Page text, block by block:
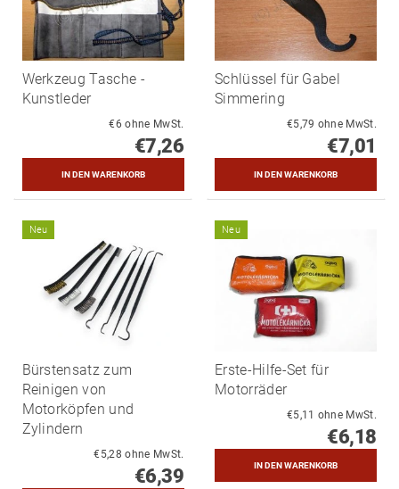
Werkzeug Tasche -
Kunstleder
€6 ohne MwSt.
€7,26
Schlüssel für Gabel
Simmering
€5,79 ohne MwSt.
€7,01
Neu
Bürstensatz zum
Reinigen von
Motorköpfen und
Zylindern
€5,28 ohne MwSt.
€6,39
Neu
Erste-Hilfe-Set für
Motorräder
€5,11 ohne MwSt.
€6,18